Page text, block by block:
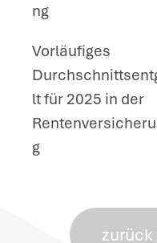
ng
Vorläufiges
lt für 2025 in der
g